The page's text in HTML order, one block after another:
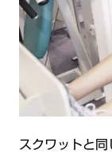
スクワットと